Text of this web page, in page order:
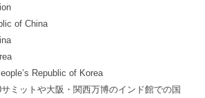
of China
Republic of Korea
ミットや大阪・関西万博のインド館での国